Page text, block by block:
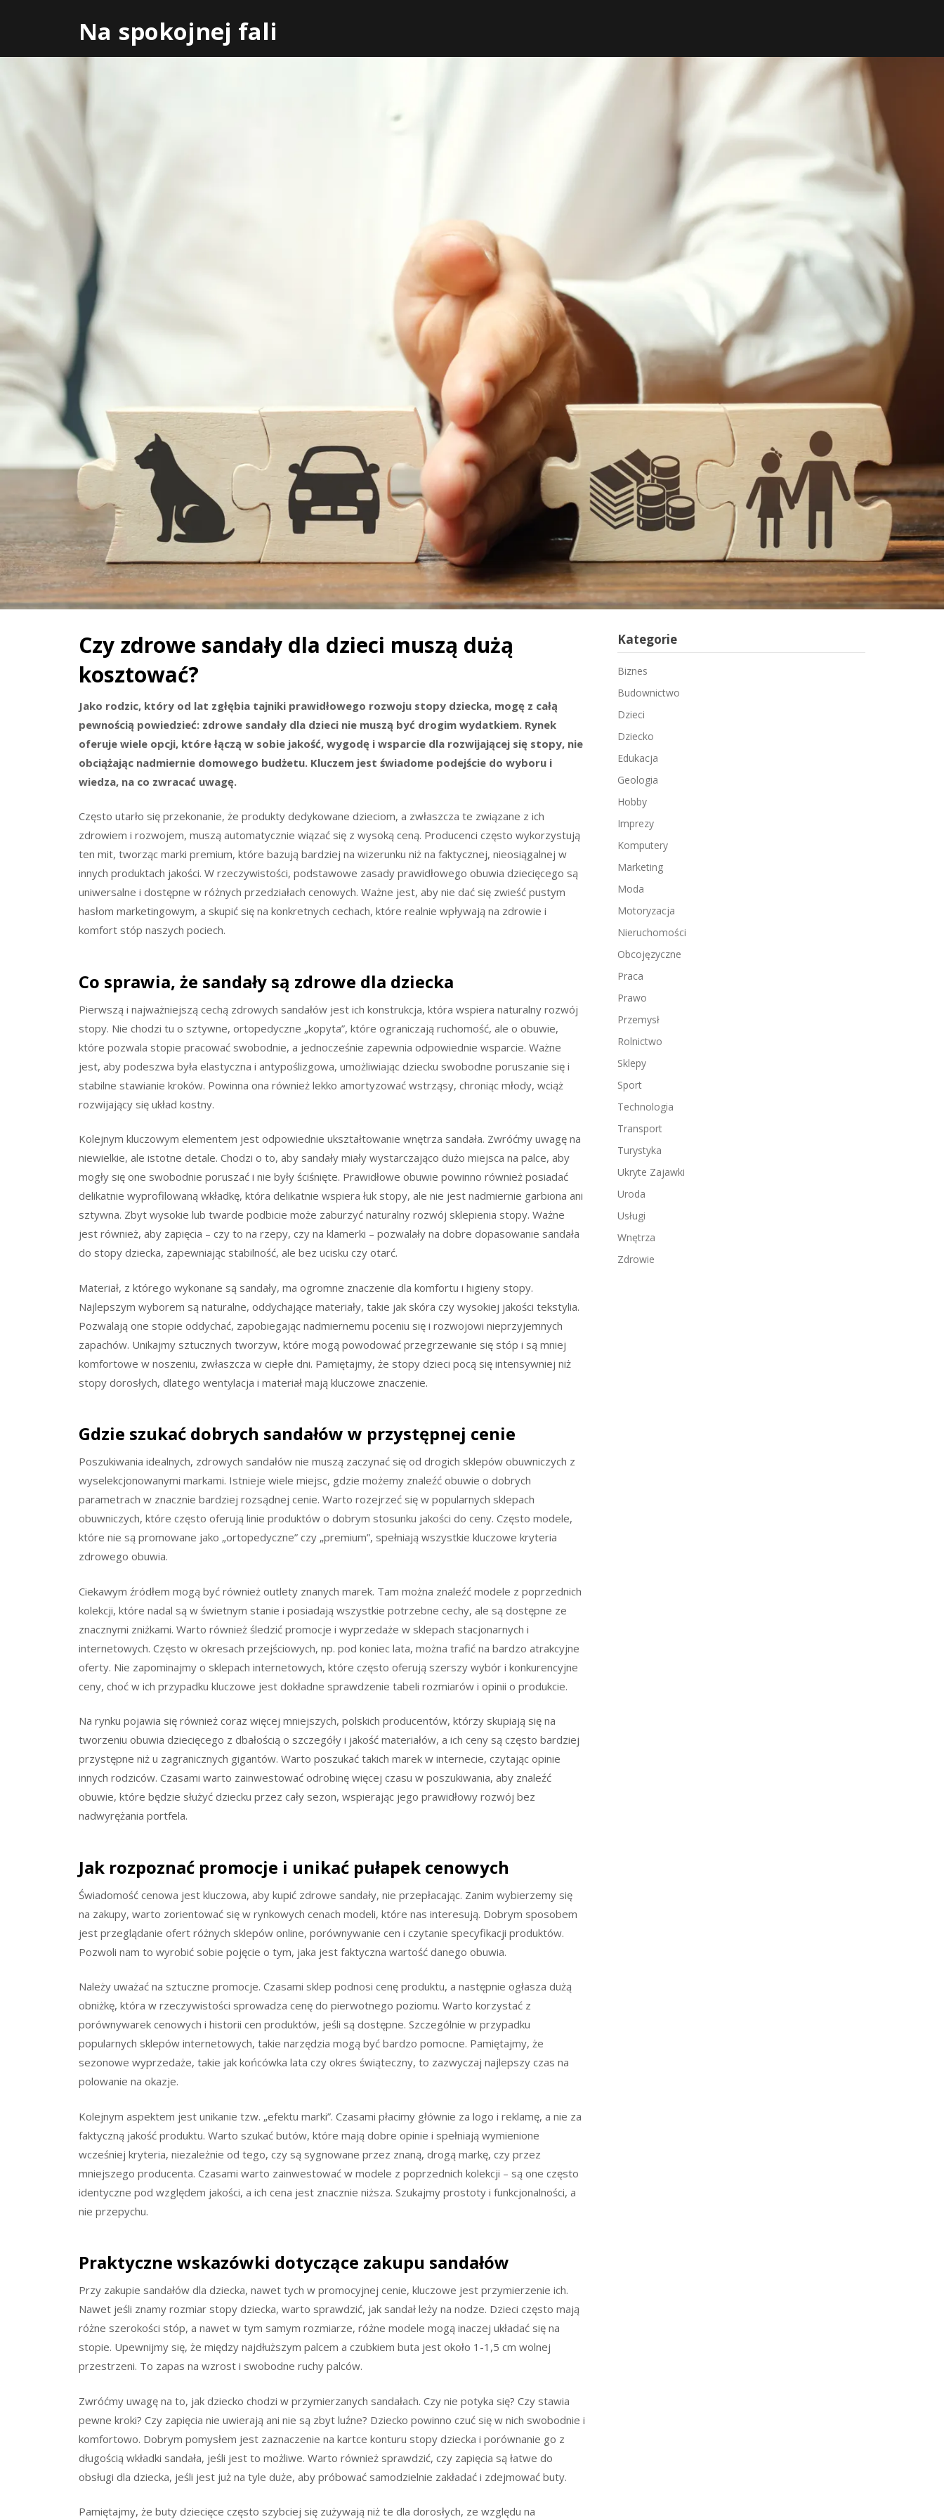
Na spokojnej fali
Czy zdrowe sandały dla dzieci muszą dużą
kosztować?
Jako rodzic, który od lat zgłębia tajniki prawidłowego rozwoju stopy dziecka, mogę z całą
pewnością powiedzieć: zdrowe sandały dla dzieci nie muszą być drogim wydatkiem. Rynek
oferuje wiele opcji, które łączą w sobie jakość, wygodę i wsparcie dla rozwijającej się stopy, nie
obciążając nadmiernie domowego budżetu. Kluczem jest świadome podejście do wyboru i
wiedza, na co zwracać uwagę.
Często utarło się przekonanie, że produkty dedykowane dzieciom, a zwłaszcza te związane z ich
zdrowiem i rozwojem, muszą automatycznie wiązać się z wysoką ceną. Producenci często wykorzystują
ten mit, tworząc marki premium, które bazują bardziej na wizerunku niż na faktycznej, nieosiągalnej w
innych produktach jakości. W rzeczywistości, podstawowe zasady prawidłowego obuwia dziecięcego są
uniwersalne i dostępne w różnych przedziałach cenowych. Ważne jest, aby nie dać się zwieść pustym
hasłom marketingowym, a skupić się na konkretnych cechach, które realnie wpływają na zdrowie i
komfort stóp naszych pociech.
Co sprawia, że sandały są zdrowe dla dziecka
Pierwszą i najważniejszą cechą zdrowych sandałów jest ich konstrukcja, która wspiera naturalny rozwój
stopy. Nie chodzi tu o sztywne, ortopedyczne „kopyta”, które ograniczają ruchomość, ale o obuwie,
które pozwala stopie pracować swobodnie, a jednocześnie zapewnia odpowiednie wsparcie. Ważne
jest, aby podeszwa była elastyczna i antypoślizgowa, umożliwiając dziecku swobodne poruszanie się i
stabilne stawianie kroków. Powinna ona również lekko amortyzować wstrząsy, chroniąc młody, wciąż
rozwijający się układ kostny.
Kolejnym kluczowym elementem jest odpowiednie ukształtowanie wnętrza sandała. Zwróćmy uwagę na
niewielkie, ale istotne detale. Chodzi o to, aby sandały miały wystarczająco dużo miejsca na palce, aby
mogły się one swobodnie poruszać i nie były ściśnięte. Prawidłowe obuwie powinno również posiadać
delikatnie wyprofilowaną wkładkę, która delikatnie wspiera łuk stopy, ale nie jest nadmiernie garbiona ani
sztywna. Zbyt wysokie lub twarde podbicie może zaburzyć naturalny rozwój sklepienia stopy. Ważne
jest również, aby zapięcia – czy to na rzepy, czy na klamerki – pozwalały na dobre dopasowanie sandała
do stopy dziecka, zapewniając stabilność, ale bez ucisku czy otarć.
Materiał, z którego wykonane są sandały, ma ogromne znaczenie dla komfortu i higieny stopy.
Najlepszym wyborem są naturalne, oddychające materiały, takie jak skóra czy wysokiej jakości tekstylia.
Pozwalają one stopie oddychać, zapobiegając nadmiernemu poceniu się i rozwojowi nieprzyjemnych
zapachów. Unikajmy sztucznych tworzyw, które mogą powodować przegrzewanie się stóp i są mniej
komfortowe w noszeniu, zwłaszcza w ciepłe dni. Pamiętajmy, że stopy dzieci pocą się intensywniej niż
stopy dorosłych, dlatego wentylacja i materiał mają kluczowe znaczenie.
Gdzie szukać dobrych sandałów w przystępnej cenie
Poszukiwania idealnych, zdrowych sandałów nie muszą zaczynać się od drogich sklepów obuwniczych z
wyselekcjonowanymi markami. Istnieje wiele miejsc, gdzie możemy znaleźć obuwie o dobrych
parametrach w znacznie bardziej rozsądnej cenie. Warto rozejrzeć się w popularnych sklepach
obuwniczych, które często oferują linie produktów o dobrym stosunku jakości do ceny. Często modele,
które nie są promowane jako „ortopedyczne” czy „premium”, spełniają wszystkie kluczowe kryteria
zdrowego obuwia.
Ciekawym źródłem mogą być również outlety znanych marek. Tam można znaleźć modele z poprzednich
kolekcji, które nadal są w świetnym stanie i posiadają wszystkie potrzebne cechy, ale są dostępne ze
znacznymi zniżkami. Warto również śledzić promocje i wyprzedaże w sklepach stacjonarnych i
internetowych. Często w okresach przejściowych, np. pod koniec lata, można trafić na bardzo atrakcyjne
oferty. Nie zapominajmy o sklepach internetowych, które często oferują szerszy wybór i konkurencyjne
ceny, choć w ich przypadku kluczowe jest dokładne sprawdzenie tabeli rozmiarów i opinii o produkcie.
Na rynku pojawia się również coraz więcej mniejszych, polskich producentów, którzy skupiają się na
tworzeniu obuwia dziecięcego z dbałością o szczegóły i jakość materiałów, a ich ceny są często bardziej
przystępne niż u zagranicznych gigantów. Warto poszukać takich marek w internecie, czytając opinie
innych rodziców. Czasami warto zainwestować odrobinę więcej czasu w poszukiwania, aby znaleźć
obuwie, które będzie służyć dziecku przez cały sezon, wspierając jego prawidłowy rozwój bez
nadwyrężania portfela.
Jak rozpoznać promocje i unikać pułapek cenowych
Świadomość cenowa jest kluczowa, aby kupić zdrowe sandały, nie przepłacając. Zanim wybierzemy się
na zakupy, warto zorientować się w rynkowych cenach modeli, które nas interesują. Dobrym sposobem
jest przeglądanie ofert różnych sklepów online, porównywanie cen i czytanie specyfikacji produktów.
Pozwoli nam to wyrobić sobie pojęcie o tym, jaka jest faktyczna wartość danego obuwia.
Należy uważać na sztuczne promocje. Czasami sklep podnosi cenę produktu, a następnie ogłasza dużą
obniżkę, która w rzeczywistości sprowadza cenę do pierwotnego poziomu. Warto korzystać z
porównywarek cenowych i historii cen produktów, jeśli są dostępne. Szczególnie w przypadku
popularnych sklepów internetowych, takie narzędzia mogą być bardzo pomocne. Pamiętajmy, że
sezonowe wyprzedaże, takie jak końcówka lata czy okres świąteczny, to zazwyczaj najlepszy czas na
polowanie na okazje.
Kolejnym aspektem jest unikanie tzw. „efektu marki”. Czasami płacimy głównie za logo i reklamę, a nie za
faktyczną jakość produktu. Warto szukać butów, które mają dobre opinie i spełniają wymienione
wcześniej kryteria, niezależnie od tego, czy są sygnowane przez znaną, drogą markę, czy przez
mniejszego producenta. Czasami warto zainwestować w modele z poprzednich kolekcji – są one często
identyczne pod względem jakości, a ich cena jest znacznie niższa. Szukajmy prostoty i funkcjonalności, a
nie przepychu.
Praktyczne wskazówki dotyczące zakupu sandałów
Przy zakupie sandałów dla dziecka, nawet tych w promocyjnej cenie, kluczowe jest przymierzenie ich.
Nawet jeśli znamy rozmiar stopy dziecka, warto sprawdzić, jak sandał leży na nodze. Dzieci często mają
różne szerokości stóp, a nawet w tym samym rozmiarze, różne modele mogą inaczej układać się na
stopie. Upewnijmy się, że między najdłuższym palcem a czubkiem buta jest około 1-1,5 cm wolnej
przestrzeni. To zapas na wzrost i swobodne ruchy palców.
Zwróćmy uwagę na to, jak dziecko chodzi w przymierzanych sandałach. Czy nie potyka się? Czy stawia
pewne kroki? Czy zapięcia nie uwierają ani nie są zbyt luźne? Dziecko powinno czuć się w nich swobodnie i
komfortowo. Dobrym pomysłem jest zaznaczenie na kartce konturu stopy dziecka i porównanie go z
długością wkładki sandała, jeśli jest to możliwe. Warto również sprawdzić, czy zapięcia są łatwe do
obsługi dla dziecka, jeśli jest już na tyle duże, aby próbować samodzielnie zakładać i zdejmować buty.
Pamiętajmy, że buty dziecięce często szybciej się zużywają niż te dla dorosłych, ze względu na
Kategorie
Biznes
Budownictwo
Dzieci
Dziecko
Edukacja
Geologia
Hobby
Imprezy
Komputery
Marketing
Moda
Motoryzacja
Nieruchomości
Obcojęzyczne
Praca
Prawo
Przemysł
Rolnictwo
Sklepy
Sport
Technologia
Transport
Turystyka
Ukryte Zajawki
Uroda
Usługi
Wnętrza
Zdrowie